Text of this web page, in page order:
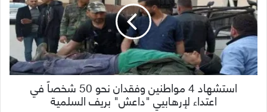
استشهاد 4 مواطنين وفقدان نحو 50 شخصاً في
اعتداء لإرهابيي "داعش" بريف السلمية